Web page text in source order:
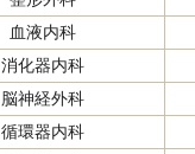
血液内科
消化器内科
脳神経外科
循環器内科